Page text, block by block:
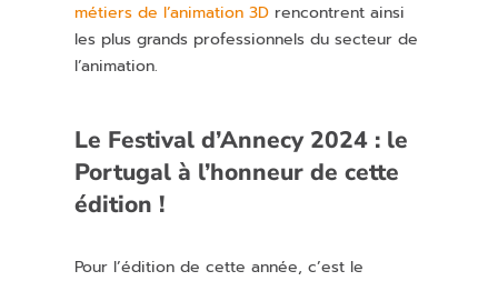
métiers de l’animation 3D rencontrent ainsi
les plus grands professionnels du secteur de
l’animation.
Le Festival d’Annecy 2024 : le
Portugal à l’honneur de cette
édition !
Pour l’édition de cette année, c’est le